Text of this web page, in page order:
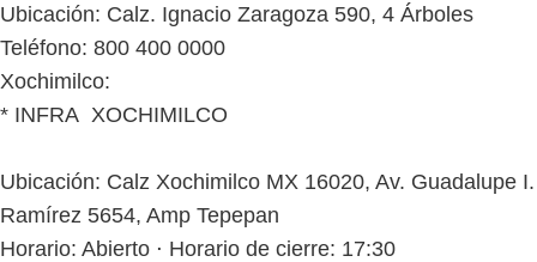
Ubicación: Calz. Ignacio Zaragoza 590, 4 Árboles
Teléfono: 800 400 0000
Xochimilco:
* INFRA XOCHIMILCO
Ubicación: Calz Xochimilco MX 16020, Av. Guadalupe I.
Ramírez 5654, Amp Tepepan
Horario: Abierto ⋅ Horario de cierre: 17:30